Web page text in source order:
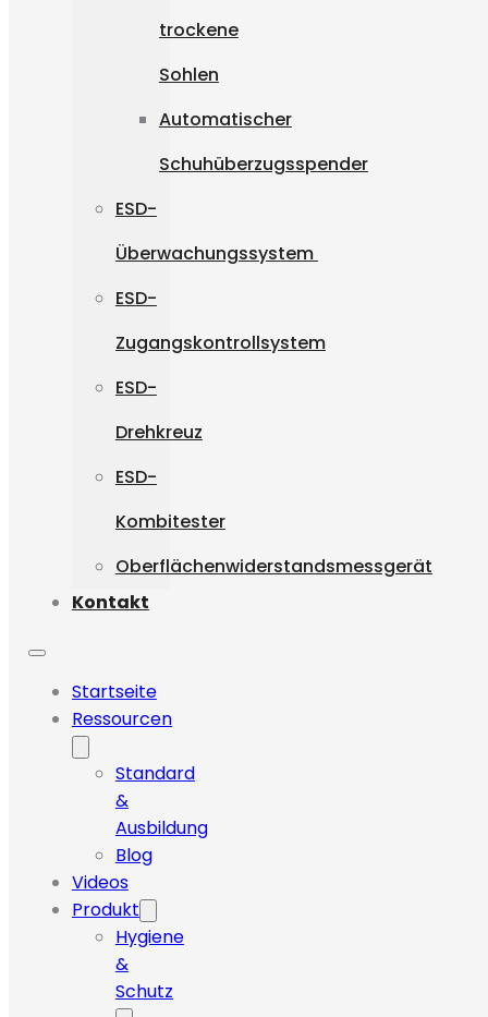
trockene
Sohlen
Automatischer
Schuhüberzugsspender
ESD-
Überwachungssystem
ESD-
Zugangskontrollsystem
ESD-
Drehkreuz
ESD-
Kombitester
Oberflächenwiderstandsmessgerät
Kontakt
Startseite
Ressourcen
Standard
&
Ausbildung
Blog
Videos
Produkt
Hygiene
&
Schutz